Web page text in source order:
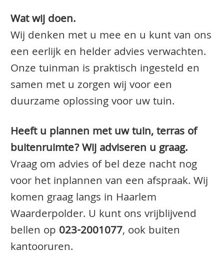
Wat wij doen.
Wij denken met u mee en u kunt van ons
een eerlijk en helder advies verwachten.
Onze tuinman is praktisch ingesteld en
samen met u zorgen wij voor een
duurzame oplossing voor uw tuin.
Heeft u plannen met uw tuin, terras of
buitenruimte? Wij adviseren u graag.
Vraag om advies of bel deze nacht nog
voor het inplannen van een afspraak. Wij
komen graag langs in Haarlem
Waarderpolder. U kunt ons vrijblijvend
bellen op 023-2001077, ook buiten
kantooruren.